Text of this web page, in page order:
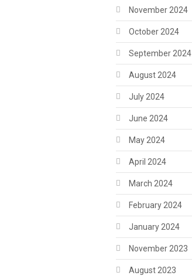
November 2024
October 2024
September 2024
August 2024
July 2024
June 2024
May 2024
April 2024
March 2024
February 2024
January 2024
November 2023
August 2023